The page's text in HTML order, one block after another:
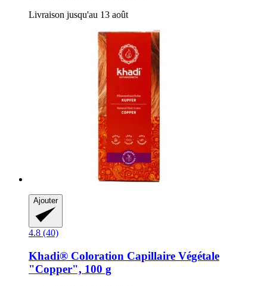
Livraison jusqu'au 13 août
Ajouter
4.8 (40)
Khadi® Coloration Capillaire Végétale
"Copper", 100 g